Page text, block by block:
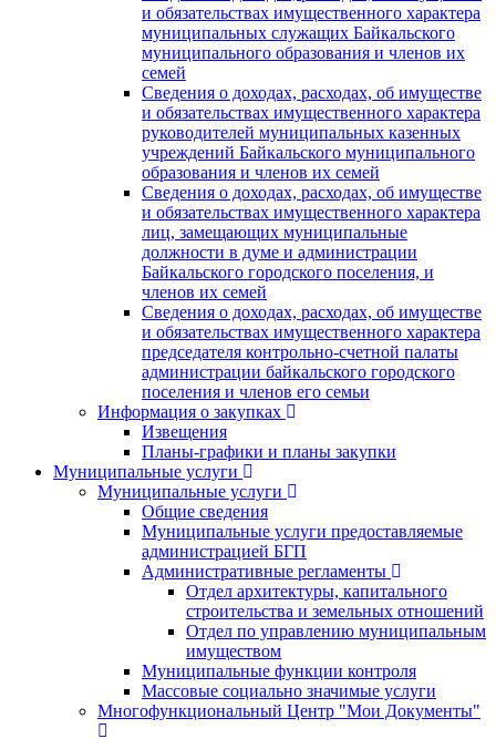
и обязательствах имущественного характера
муниципальных служащих Байкальского
муниципального образования и членов их
семей
Сведения о доходах, расходах, об имуществе
и обязательствах имущественного характера
руководителей муниципальных казенных
учреждений Байкальского муниципального
образования и членов их семей
Сведения о доходах, расходах, об имуществе
и обязательствах имущественного характера
лиц, замещающих муниципальные
должности в думе и администрации
Байкальского городского поселения, и
членов их семей
Сведения о доходах, расходах, об имуществе
и обязательствах имущественного характера
председателя контрольно-счетной палаты
администрации байкальского городского
поселения и членов его семьи
Информация о закупках
Извещения
Планы-графики и планы закупки
Муниципальные услуги
Муниципальные услуги
Общие сведения
Муниципальные услуги предоставляемые
администрацией БГП
Административные регламенты
Отдел архитектуры, капитального
строительства и земельных отношений
Отдел по управлению муниципальным
имуществом
Муниципальные функции контроля
Массовые социально значимые услуги
Многофункциональный Центр "Мои Документы"